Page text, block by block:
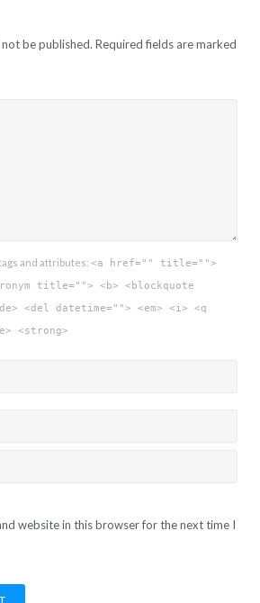
be published. Required fields are marked
and attributes: <a href="" title="">
title=""> <b> <blockquote
<del datetime=""> <em> <i> <q
<strong>
website in this browser for the next time I